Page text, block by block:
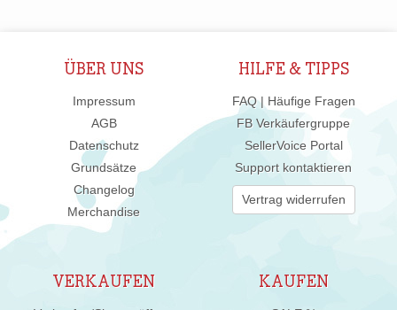
ÜBER UNS
Impressum
AGB
Datenschutz
Grundsätze
Changelog
Merchandise
HILFE & TIPPS
FAQ | Häufige Fragen
FB Verkäufergruppe
SellerVoice Portal
Support kontaktieren
Vertrag widerrufen
VERKAUFEN KAUFEN